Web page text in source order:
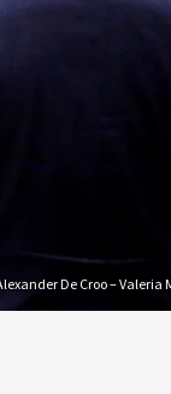
De Croo –